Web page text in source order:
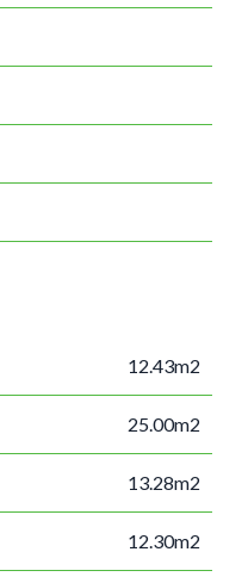
12.43m2
25.00m2
13.28m2
12.30m2